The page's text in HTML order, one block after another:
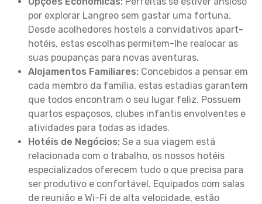
por explorar Langreo sem gastar uma fortuna.
Desde acolhedores hostels a convidativos apart-
hotéis, estas escolhas permitem-lhe realocar as
suas poupanças para novas aventuras.
Alojamentos Familiares: Concebidos a pensar em
cada membro da família, estas estadias garantem
que todos encontram o seu lugar feliz. Possuem
quartos espaçosos, clubes infantis envolventes e
atividades para todas as idades.
Hotéis de Negócios: Se a sua viagem está
relacionada com o trabalho, os nossos hotéis
especializados oferecem tudo o que precisa para
ser produtivo e confortável. Equipados com salas
de reunião e Wi-Fi de alta velocidade, estão